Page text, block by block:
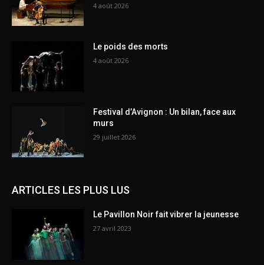
4 août 2026
Le poids des morts
4 août 2026
Festival d’Avignon : Un bilan, face aux
murs
29 juillet 2026
ARTICLES LES PLUS LUS
Le Pavillon Noir fait vibrer la jeunesse
27 avril 2023